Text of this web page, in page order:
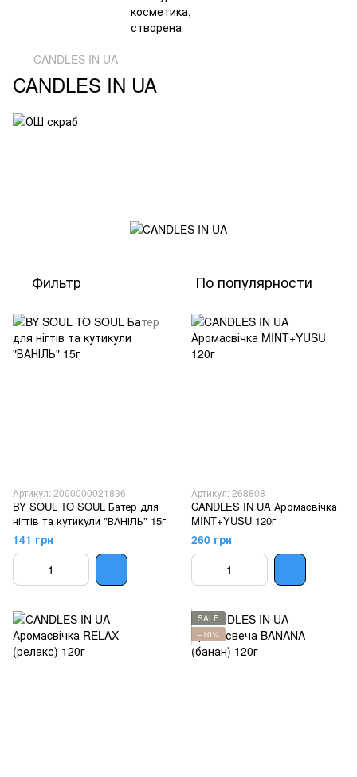
CANDLES IN UA
CANDLES IN UA
Фильтр По популярности
Артикул: 2000000021836
BY SOUL TO SOUL Батер для
нігтів та кутикули "ВАНІЛЬ" 15г
141 грн
Артикул: 268808
CANDLES IN UA Аромаcвічка
MINT+YUSU 120г
260 грн
SALE
−10%